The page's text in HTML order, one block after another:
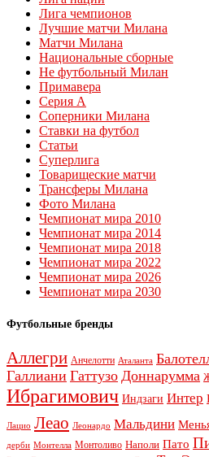
Лига чемпионов
Лучшие матчи Милана
Матчи Милана
Национальные сборные
Не футбольный Милан
Примавера
Серия А
Соперники Милана
Ставки на футбол
Статьи
Суперлига
Товарищеские матчи
Трансферы Милана
Фото Милана
Чемпионат мира 2010
Чемпионат мира 2014
Чемпионат мира 2018
Чемпионат мира 2022
Чемпионат мира 2026
Чемпионат мира 2030
Футбольные бренды
Аллегри Анчелотти Аталанта
Галлиани Гаттузо Доннарумма
Ибрагимович Индзаги Интер
Лацио Леао Леонардо Мальдини
дерби Монтелла Монтоливо Наполи Пато